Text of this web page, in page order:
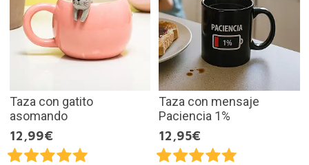
Taza con gatito
asomando
12,99€
Taza con mensaje
Paciencia 1%
12,95€